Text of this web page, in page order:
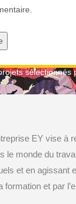
sélectionnés
EY vise à
le monde du
et en agissant
formation et par